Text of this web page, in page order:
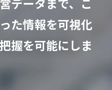
た情報を可視化
握を可能にしま